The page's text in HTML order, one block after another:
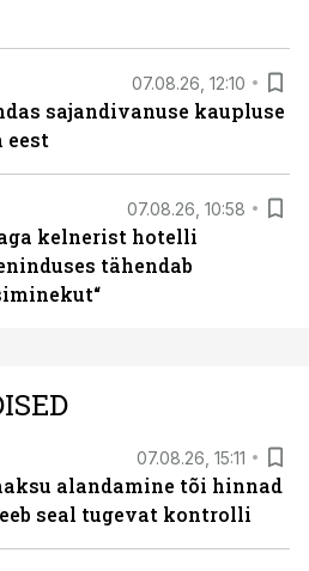
07.08.26, 12:10
sajandivanuse kaupluse
eest
07.08.26, 10:58
kelnerist hotelli
tähendab
07.08.26, 15:11
alandamine tõi hinnad
seal tugevat kontrolli